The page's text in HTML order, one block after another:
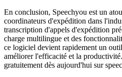
En conclusion, Speechyou est un
coordinateurs d'expédition dans
transcription d'appels d'expédition
charge multilingue et des
ce logiciel devient rapidement un
améliorer l'efficacité et la
gratuitement dès aujourd'hui sur